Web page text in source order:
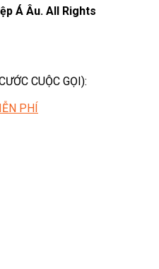
Á Âu. All Rights
CUỘC GỌI):
PHÍ